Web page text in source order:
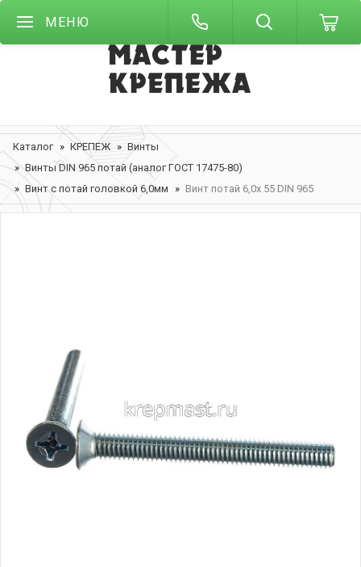
МЕНЮ
Каталог КРЕПЕЖ
Винты
Винты DIN 965 потай (аналог ГОСТ 17475-80)
Винт с потай головкой 6,0мм
Винт потай 6,0х 55 DIN 965